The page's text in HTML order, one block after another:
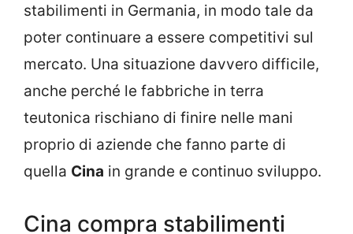
stabilimenti in Germania, in modo tale da
poter continuare a essere competitivi sul
mercato. Una situazione davvero difficile,
anche perché le fabbriche in terra
teutonica rischiano di finire nelle mani
proprio di aziende che fanno parte di
quella Cina in grande e continuo sviluppo.
Cina compra stabilimenti